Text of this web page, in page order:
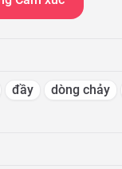
đầy dòng chảy